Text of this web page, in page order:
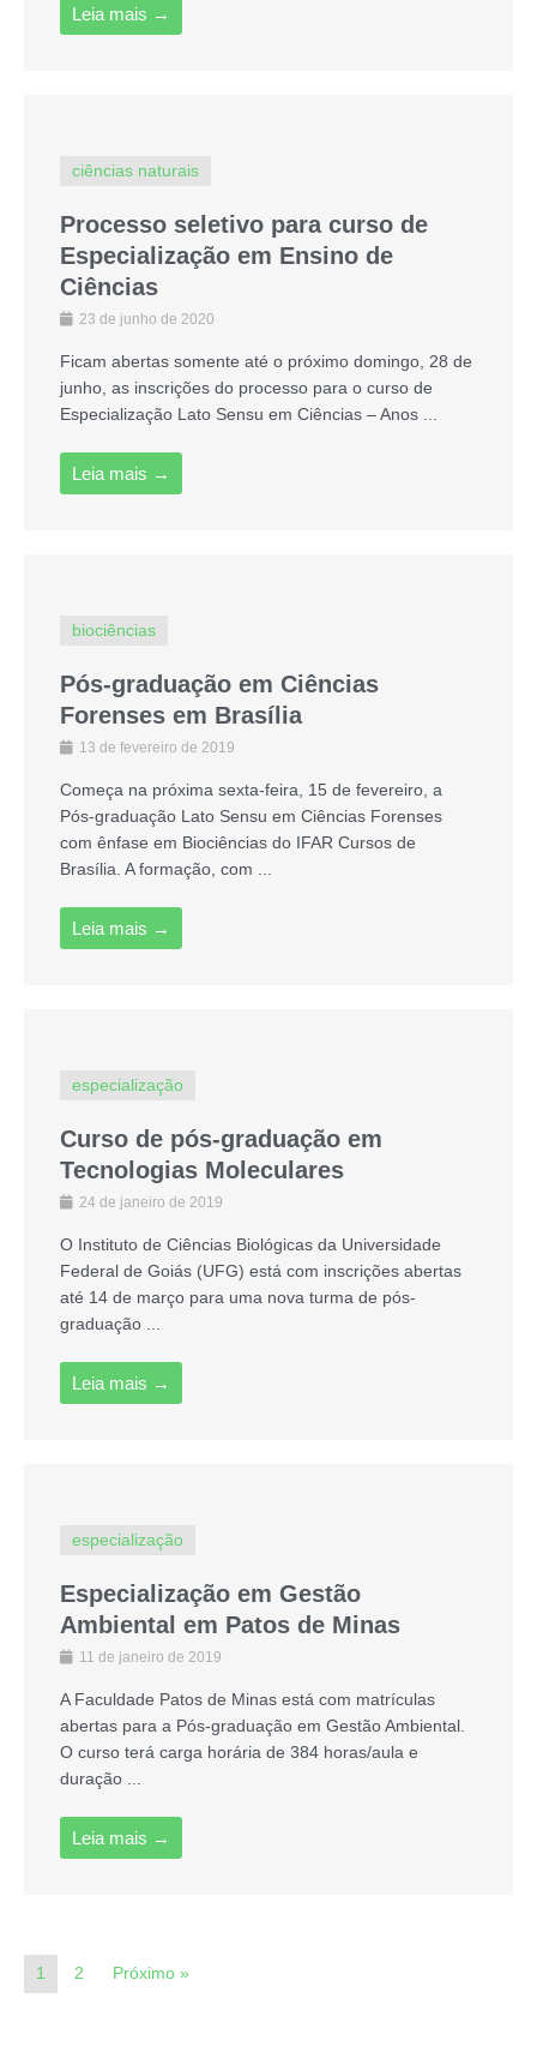
Leia mais →
ciências naturais
Processo seletivo para curso de
Especialização em Ensino de
Ciências
23 de junho de 2020
Ficam abertas somente até o próximo domingo, 28 de
junho, as inscrições do processo para o curso de
Especialização Lato Sensu em Ciências – Anos ...
Leia mais →
biociências
Pós-graduação em Ciências
Forenses em Brasília
13 de fevereiro de 2019
Começa na próxima sexta-feira, 15 de fevereiro, a
Pós-graduação Lato Sensu em Ciências Forenses
com ênfase em Biociências do IFAR Cursos de
Brasília. A formação, com ...
Leia mais →
especialização
Curso de pós-graduação em
Tecnologias Moleculares
24 de janeiro de 2019
O Instituto de Ciências Biológicas da Universidade
Federal de Goiás (UFG) está com inscrições abertas
até 14 de março para uma nova turma de pós-
graduação ...
Leia mais →
especialização
Especialização em Gestão
Ambiental em Patos de Minas
11 de janeiro de 2019
A Faculdade Patos de Minas está com matrículas
abertas para a Pós-graduação em Gestão Ambiental.
O curso terá carga horária de 384 horas/aula e
duração ...
Leia mais →
1 2 Próximo »